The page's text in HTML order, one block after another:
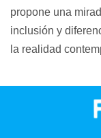
propone una
inclusión y
la realidad